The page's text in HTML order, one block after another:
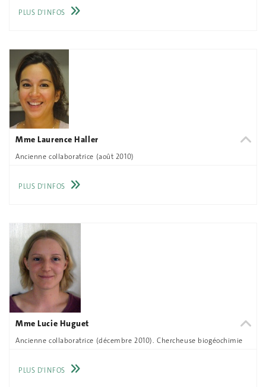
PLUS D'INFOS
Mme Laurence Haller
Ancienne collaboratrice (août 2010)
PLUS D'INFOS
Mme Lucie Huguet
Ancienne collaboratrice (décembre 2010). Chercheuse biogéochimie
PLUS D'INFOS